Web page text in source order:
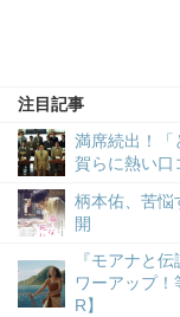
注目記事
満席続出！「
賀らに熱い口
柄本佑、苦悩
開
『モアナと
ワーアップ
R】